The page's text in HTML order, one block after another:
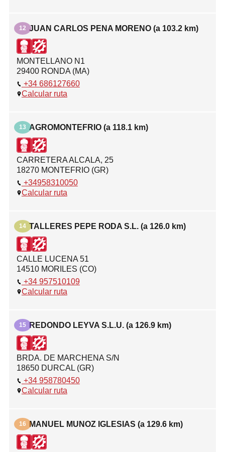
12 JUAN CARLOS PENA MORENO (a 103.2 km)
MONTELLANO N1
29400 RONDA (MA)
+34 686127660
Calcular ruta
13 AGROMONTEFRIO (a 118.1 km)
CARRETERA ALCALA, 25
18270 MONTEFRIO (GR)
+34958310050
Calcular ruta
14 TALLERES PEPE RODA S.L. (a 126.0 km)
CALLE LUCENA 51
14510 MORILES (CO)
+34 957510109
Calcular ruta
15 REDONDO LEYVA S.L.U. (a 126.9 km)
BRDA. DE MARCHENA S/N
18650 DURCAL (GR)
+34 958780450
Calcular ruta
16 MANUEL MUNOZ IGLESIAS (a 129.6 km)